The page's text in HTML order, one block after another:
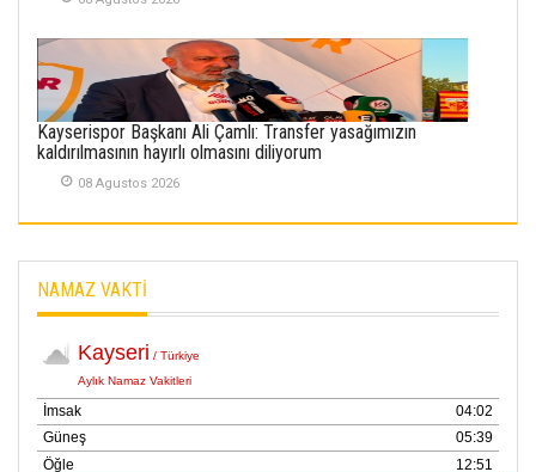
puana Ulaştı
01 Mayis 2026
Kayserispor Başkanı Ali Çamlı: Transfer yasağımızın
kaldırılmasının hayırlı olmasını diliyorum
08 Agustos 2026
NAMAZ VAKTİ